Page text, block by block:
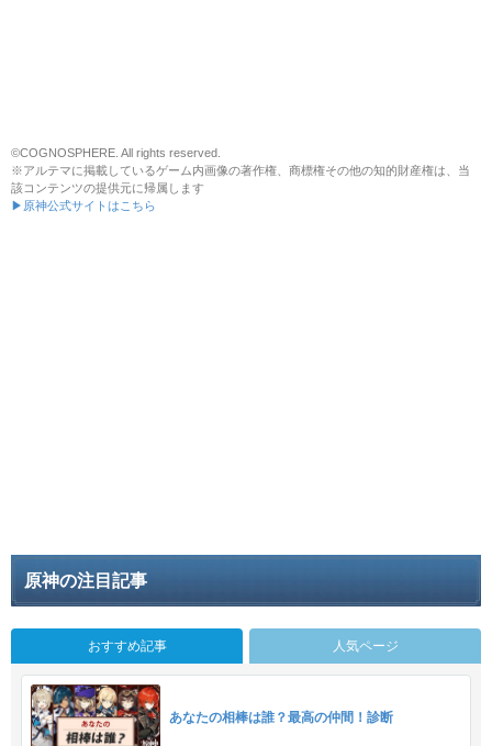
©COGNOSPHERE. All rights reserved.
※アルテマに掲載しているゲーム内画像の著作権、商標権その他の知的財産権は、当
該コンテンツの提供元に帰属します
▶原神公式サイトはこちら
原神の注目記事
おすすめ記事 人気ページ
あなたの相棒は誰？最高の仲間！診断